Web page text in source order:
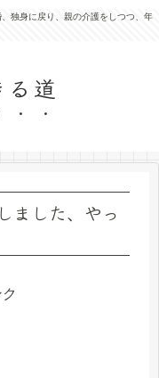
独身に戻り、親の介護をしつつ、年
る道
ました、やっ